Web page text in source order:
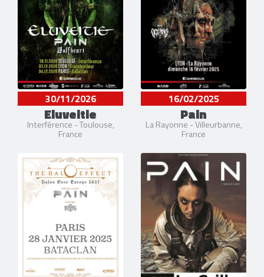
30/11/2026
Eluveitie
Interférence - Toulouse,
France
16/02/2025
Pain
La Rayonne - Villeurbanne,
France